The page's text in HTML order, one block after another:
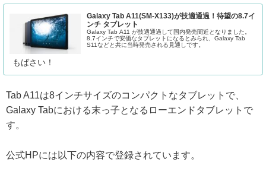
Galaxy Tab A11(SM-X133)が技適通過！待望の8.7イ
ンチ タブレット
Galaxy Tab A11 が技適通過して国内発売間近となりました。
8.7インチで安価なタブレットになるとみられ、Galaxy Tab
S11などと共に当時発売される見通しです。
もばさい！
Tab A11は8インチサイズのコンパクトなタブレットで、
Galaxy Tabにおける末っ子となるローエンドタブレットで
す。
公式HPには以下の内容で登録されています。